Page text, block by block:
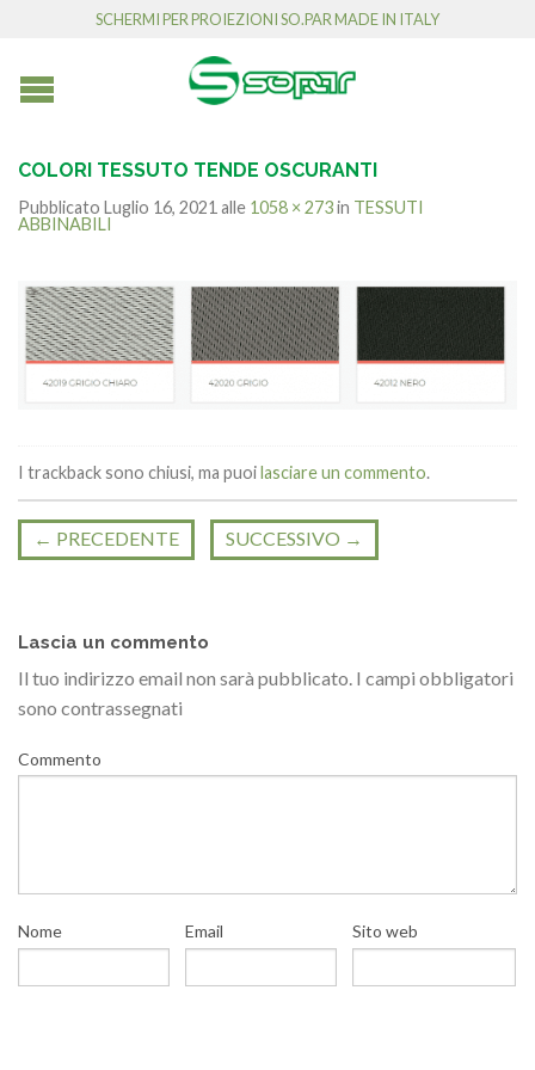
SCHERMI PER PROIEZIONI SO.PAR MADE IN ITALY
COLORI TESSUTO TENDE OSCURANTI
Pubblicato Luglio 16, 2021 alle 1058 × 273in TESSUTI
ABBINABILI
I trackback sono chiusi, ma puoilasciare un commento.
← PRECEDENTE SUCCESSIVO →
Lascia un commento
Il tuo indirizzo email non sarà pubblicato. I campi obbligatori
sono contrassegnati
Commento
Nome Email Sito web